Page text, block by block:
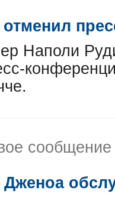
отменил
Наполи
Дженоа